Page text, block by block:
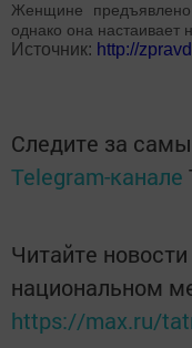
Женщине
однако она настаивает
Источник: http://
Следите за
Telegram-канале
Читайте
национальном
https://max.ru/